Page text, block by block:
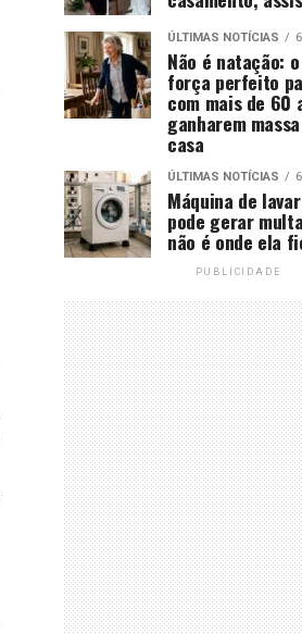
ÚLTIMAS NOTÍCIAS
Não é natação:
força perfeito
com mais de 60
ganharem
casa
ÚLTIMAS NOTÍCIAS
Máquina de
pode gerar
não é onde ela
PUBLICIDADE